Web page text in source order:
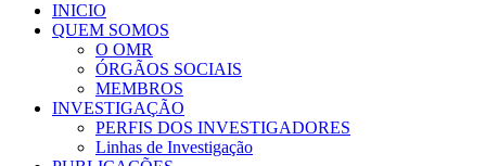
INICIO
QUEM SOMOS
O OMR
ÓRGÃOS SOCIAIS
MEMBROS
INVESTIGAÇÃO
PERFIS DOS INVESTIGADORES
Linhas de Investigação